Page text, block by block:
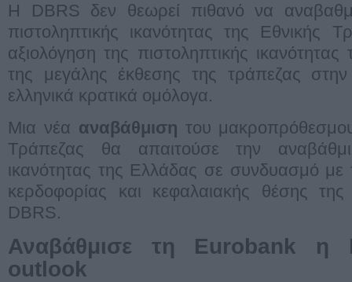
Η DBRS δεν θεωρεί πιθανό να
πιστοληπτικής ικανότητας της
αξιολόγηση της πιστοληπτικής
της μεγάλης έκθεσης της τράπεζας
ελληνικά κρατικά ομόλογα.
Μια νέα αναβάθμιση του
Τράπεζας θα απαιτούσε την
ικανότητας της Ελλάδας σε συνδυασμό με
κερδοφορίας και κεφαλαιακής θέσης
DBRS.
Αναβάθμισε τη Eurobank η
outlook